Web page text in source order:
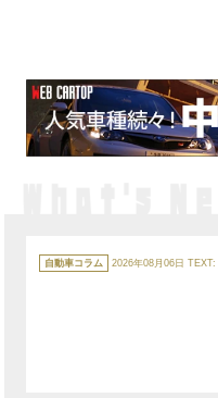
カ
テ
ゴ
自動車コラム 2026年08月06日 TEXT: